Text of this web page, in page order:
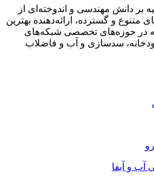
بر دانش مهندسی و اندوخته‌ای از
و گسترده، ارائه‌دهنده بهترین
در حوزه‌های تخصصی شبکه‌های
سدسازی و آب و فاضلاب
آب و آبفا